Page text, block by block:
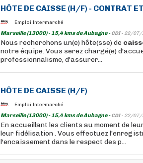
HÔTE DE CAISSE (H/F) - CONTRAT
Emploi Intermarché
Marseille (13000) - 15,4 kms de Aubagne -CDI - 22/07/
Nous recherchons un(e) hôte(sse) de
notre équipe. Vous serez chargé(e)
professionnalisme, d'assurer...
HÔTE DE CAISSE (H/F)
Emploi Intermarché
Marseille (13000) - 15,4 kms de Aubagne -CDI - 22/07/
En accueillant les clients au moment de
leur fidélisation . Vous effectuez
l'encaissement dans le respect des p...